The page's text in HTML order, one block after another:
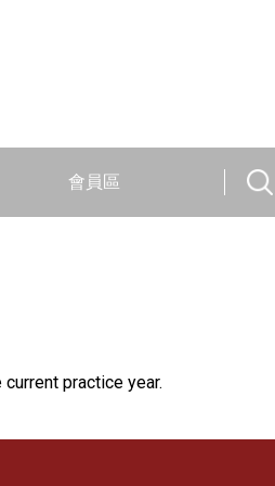
會員區
practice year.